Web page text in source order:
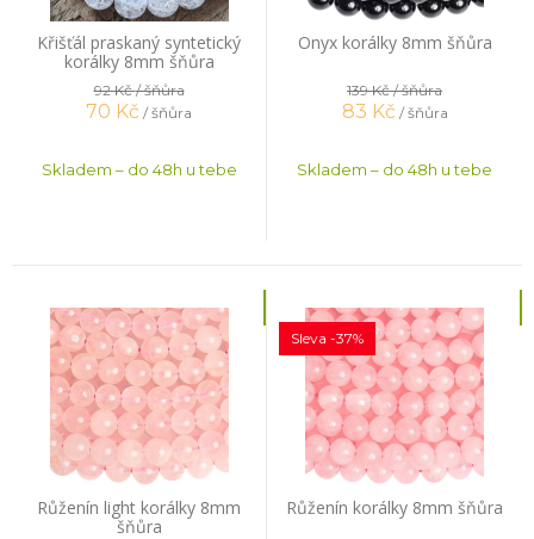
Křišťál praskaný syntetický
korálky 8mm šňůra
92 Kč/ šňůra
70 Kč / šňůra
Skladem – do 48h u tebe
Onyx korálky 8mm šňůra
139 Kč/ šňůra
83 Kč / šňůra
Skladem – do 48h u tebe
Růženín light korálky 8mm
šňůra
Růženín korálky 8mm šňůra
Sleva -37%